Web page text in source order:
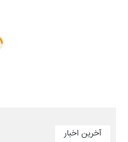
آخرین اخبار